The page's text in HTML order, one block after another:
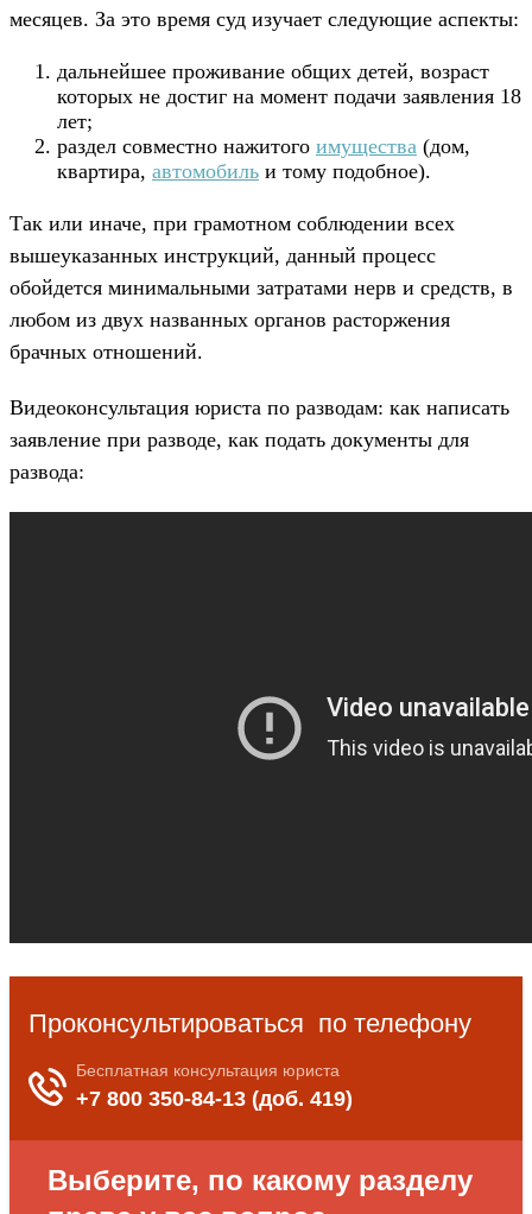
месяцев. За это время суд изучает следующие аспекты:
дальнейшее проживание общих детей, возраст
которых не достиг на момент подачи заявления 18
лет;
раздел совместно нажитого имущества (дом,
квартира, автомобиль и тому подобное).
Так или иначе, при грамотном соблюдении всех
вышеуказанных инструкций, данный процесс
обойдется минимальными затратами нерв и средств, в
любом из двух названных органов расторжения
брачных отношений.
Видеоконсультация юриста по разводам: как написать
заявление при разводе, как подать документы для
развода: